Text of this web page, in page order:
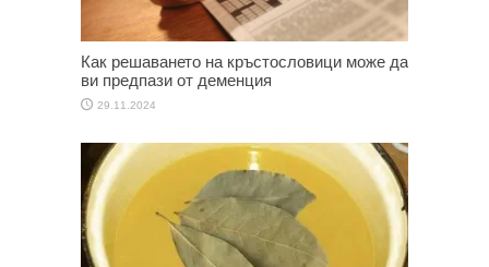
Как решаването на кръстословици може да
ви предпази от деменция
29.11.2024